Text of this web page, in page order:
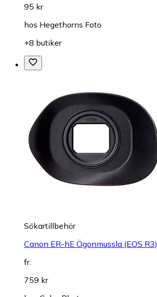
95 kr
hos Hegethorns Foto
+8 butiker
Sökartillbehör
Canon ER-hE Ögonmussla (EOS R3)
fr.
759 kr